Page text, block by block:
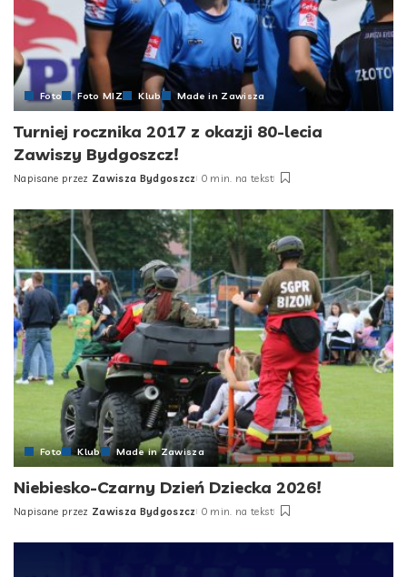
Foto Foto MIZ Klub Made in Zawisza
Turniej rocznika 2017 z okazji 80-lecia
Zawiszy Bydgoszcz!
Posted
Napisane przez Zawisza Bydgoszcz 0 min. na tekst
Foto Klub Made in Zawisza
Niebiesko-Czarny Dzień Dziecka 2026!
Posted
Napisane przez Zawisza Bydgoszcz 0 min. na tekst